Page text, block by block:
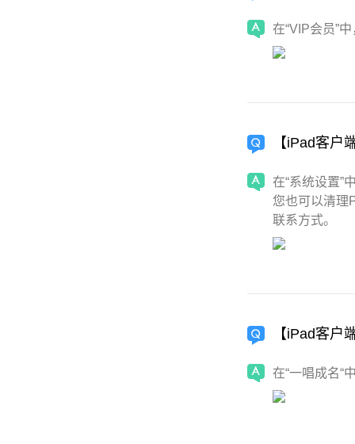
在“VIP会员”
【iPad客户
在“系统设置”
您也可以清理
联系方式。
【iPad客户
在“一唱成名“